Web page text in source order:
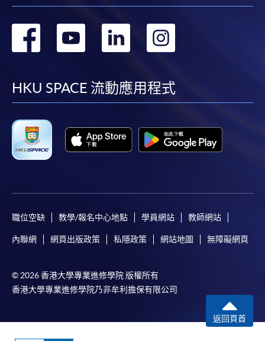
轉
facebook
轉
youtube
轉
linkedin
轉
HKU SPACE 流動應用程式
職位空缺 教學/報名中心地點 學員網站 教師網站
內聯網 網頁出版政策 私隱政策 網站地圖 無障礙網頁
© 2026 香港大學專業進修學院 版權所有
香港大學專業進修學院乃非牟利擔保有限公司
返回頁首